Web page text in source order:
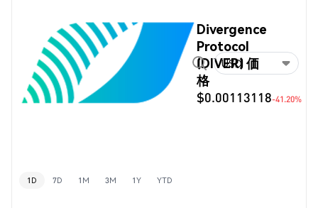
Divergence
Protocol
(DIVER) 価
格
$0.00113118-41.20%
USD
1D 7D 1M 3M 1Y YTD